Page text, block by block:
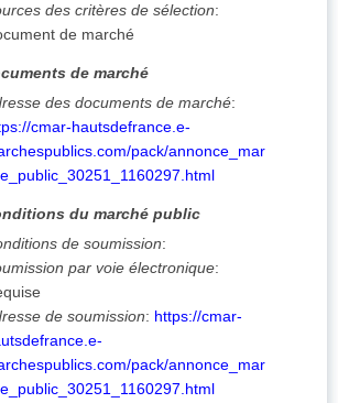
des critères de sélection:
de marché
de marché
des documents de marché:
cmar-hautsdefrance.e-
pack/annonce_mar
du marché public
de soumission:
par voie électronique:
de soumission: https://cmar-
pack/annonce_mar